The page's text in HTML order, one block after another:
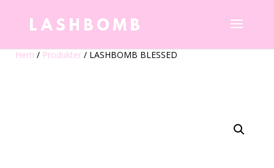
Hem / Produkter / LASHBOMB BLESSED